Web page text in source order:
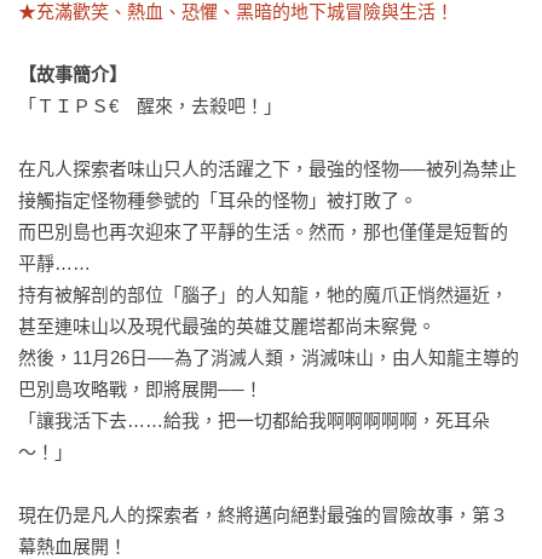
★充滿歡笑、熱血、恐懼、黑暗的地下城冒險與生活！
【故事簡介】
「ＴＩＰＳ€　醒來，去殺吧！」
在凡人探索者味山只人的活躍之下，最強的怪物──被列為禁止
接觸指定怪物種參號的「耳朵的怪物」被打敗了。
而巴別島也再次迎來了平靜的生活。然而，那也僅僅是短暫的
平靜……
持有被解剖的部位「腦子」的人知龍，牠的魔爪正悄然逼近，
甚至連味山以及現代最強的英雄艾麗塔都尚未察覺。
然後，11月26日──為了消滅人類，消滅味山，由人知龍主導的
巴別島攻略戰，即將展開──！
「讓我活下去……給我，把一切都給我啊啊啊啊啊，死耳朵
～！」
現在仍是凡人的探索者，終將邁向絕對最強的冒險故事，第３
幕熱血展開！